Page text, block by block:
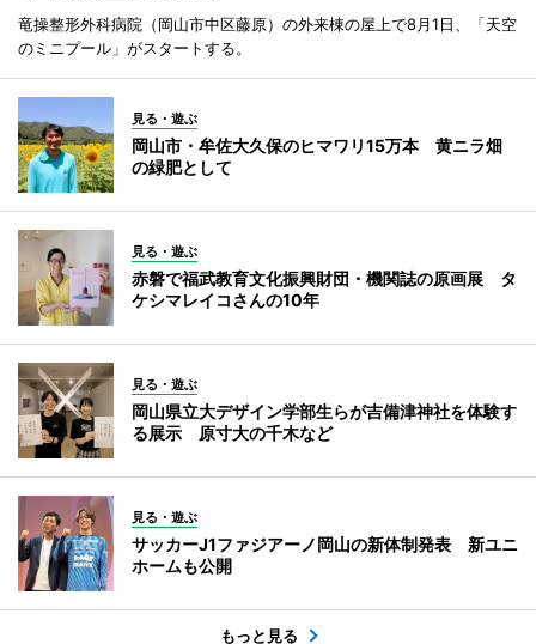
竜操整形外科病院（岡山市中区藤原）の外来棟の屋上で8月1日、「天空
のミニプール」がスタートする。
見る・遊ぶ
岡山市・牟佐大久保のヒマワリ15万本 黄ニラ畑
の緑肥として
見る・遊ぶ
赤磐で福武教育文化振興財団・機関誌の原画展 タ
ケシマレイコさんの10年
見る・遊ぶ
岡山県立大デザイン学部生らが吉備津神社を体験す
る展示 原寸大の千木など
見る・遊ぶ
サッカーJ1ファジアーノ岡山の新体制発表 新ユニ
ホームも公開
もっと見る